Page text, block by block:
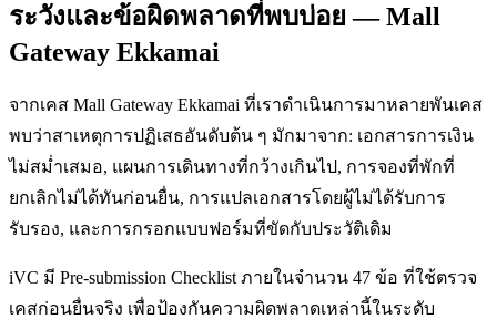
ระวังและข้อผิดพลาดที่พบบ่อย — Mall
Gateway Ekkamai
จากเคส Mall Gateway Ekkamai ที่เราดำเนินการมาหลายพันเคส
พบว่าสาเหตุการปฏิเสธอันดับต้น ๆ มักมาจาก: เอกสารการเงิน
ไม่สม่ำเสมอ, แผนการเดินทางที่กว้างเกินไป, การจองที่พักที่
ยกเลิกไม่ได้ทันก่อนยื่น, การแปลเอกสารโดยผู้ไม่ได้รับการ
รับรอง, และการกรอกแบบฟอร์มที่ขัดกับประวัติเดิม
iVC มี Pre-submission Checklist ภายในจำนวน 47 ข้อ ที่ใช้ตรวจ
เคสก่อนยื่นจริง เพื่อป้องกันความผิดพลาดเหล่านี้ในระดับ